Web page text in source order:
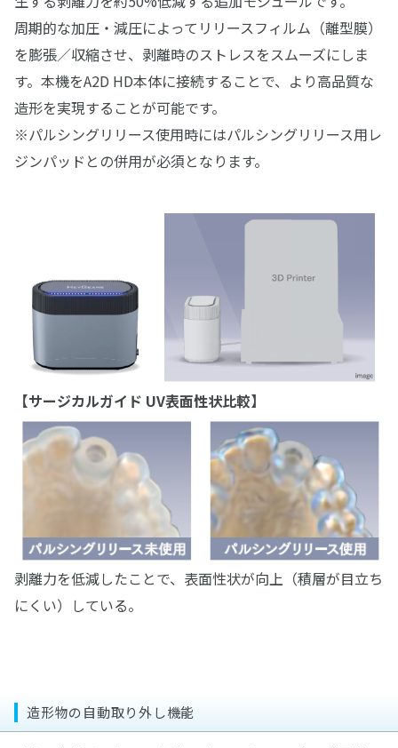
周期的な加圧・減圧によってリリースフィルム（離型膜）
を膨張／収縮させ、剥離時のストレスをスムーズにしま
す。本機をA2D HD本体に接続することで、より高品質な
造形を実現することが可能です。
※パルシングリリース使用時にはパルシングリリース用レ
ジンパッドとの併用が必須となります。
【サージカルガイド UV表面性状比較】
剥離力を低減したことで、表面性状が向上（積層が目立ち
にくい）している。
造形物の自動取り外し機能